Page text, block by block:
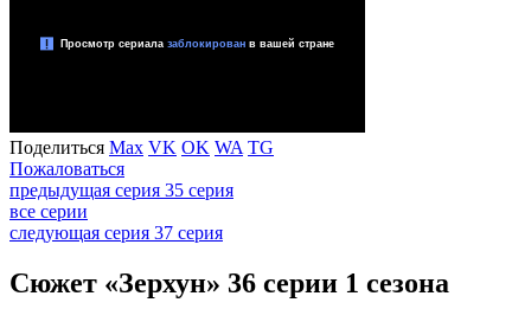
Поделиться Max VK OK WA TG
Пожаловаться
предыдущая серия 35 серия
все серии
следующая серия 37 серия
Сюжет «Зерхун» 36 серии 1 сезона